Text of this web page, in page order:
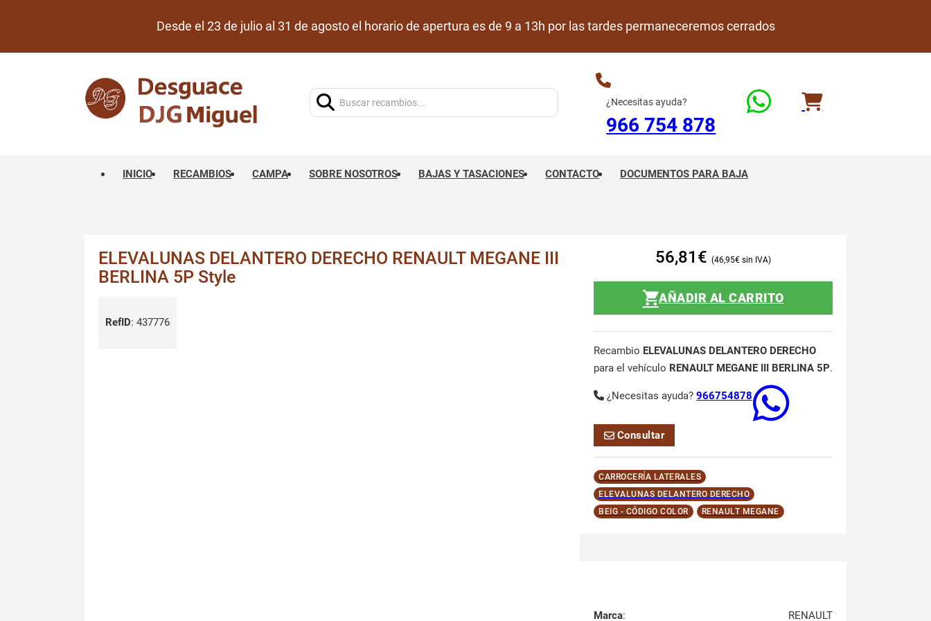
Desde el 23 de julio al 31 de agosto el horario de apertura es de 9 a 13h por las tardes permaneceremos cerrados
¿Necesitas ayuda?
966 754 878
INICIO RECAMBIOS CAMPA SOBRE NOSOTROS BAJAS Y TASACIONES CONTACTO DOCUMENTOS PARA BAJA
ELEVALUNAS DELANTERO DERECHO RENAULT MEGANE III
BERLINA 5P Style
RefID: 437776
56,81 € 46,95€
AÑADIR AL CARRITO
Recambio ELEVALUNAS DELANTERO DERECHO
para el vehículo RENAULT MEGANE III BERLINA 5P.
¿Necesitas ayuda? 966754878
Consultar
CARROCERÍA LATERALES
ELEVALUNAS DELANTERO DERECHO
BEIG - CÓDIGO COLOR
RENAULT MEGANE
Marca:
RENAULT